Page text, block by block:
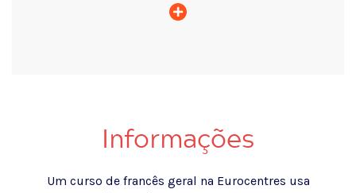
Informações
Um curso de francês geral na Eurocentres usa